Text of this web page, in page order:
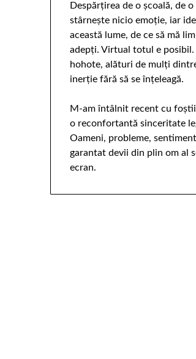
Despărțirea de o școală, de
stârnește nicio emoție, iar
această lume, de ce să mă
adepți. Virtual totul e posibil.
hohote, alături de mulți
inerție fără să se înțeleagă.
M-am întâlnit recent cu
o reconfortantă sinceritate
Oameni, probleme,
garantat devii din plin om al
ecran.